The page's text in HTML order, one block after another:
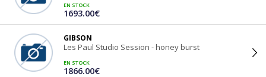
EN STOCK
1693.00€
GIBSON
Les Paul Studio Session - honey burst
EN STOCK
1866.00€